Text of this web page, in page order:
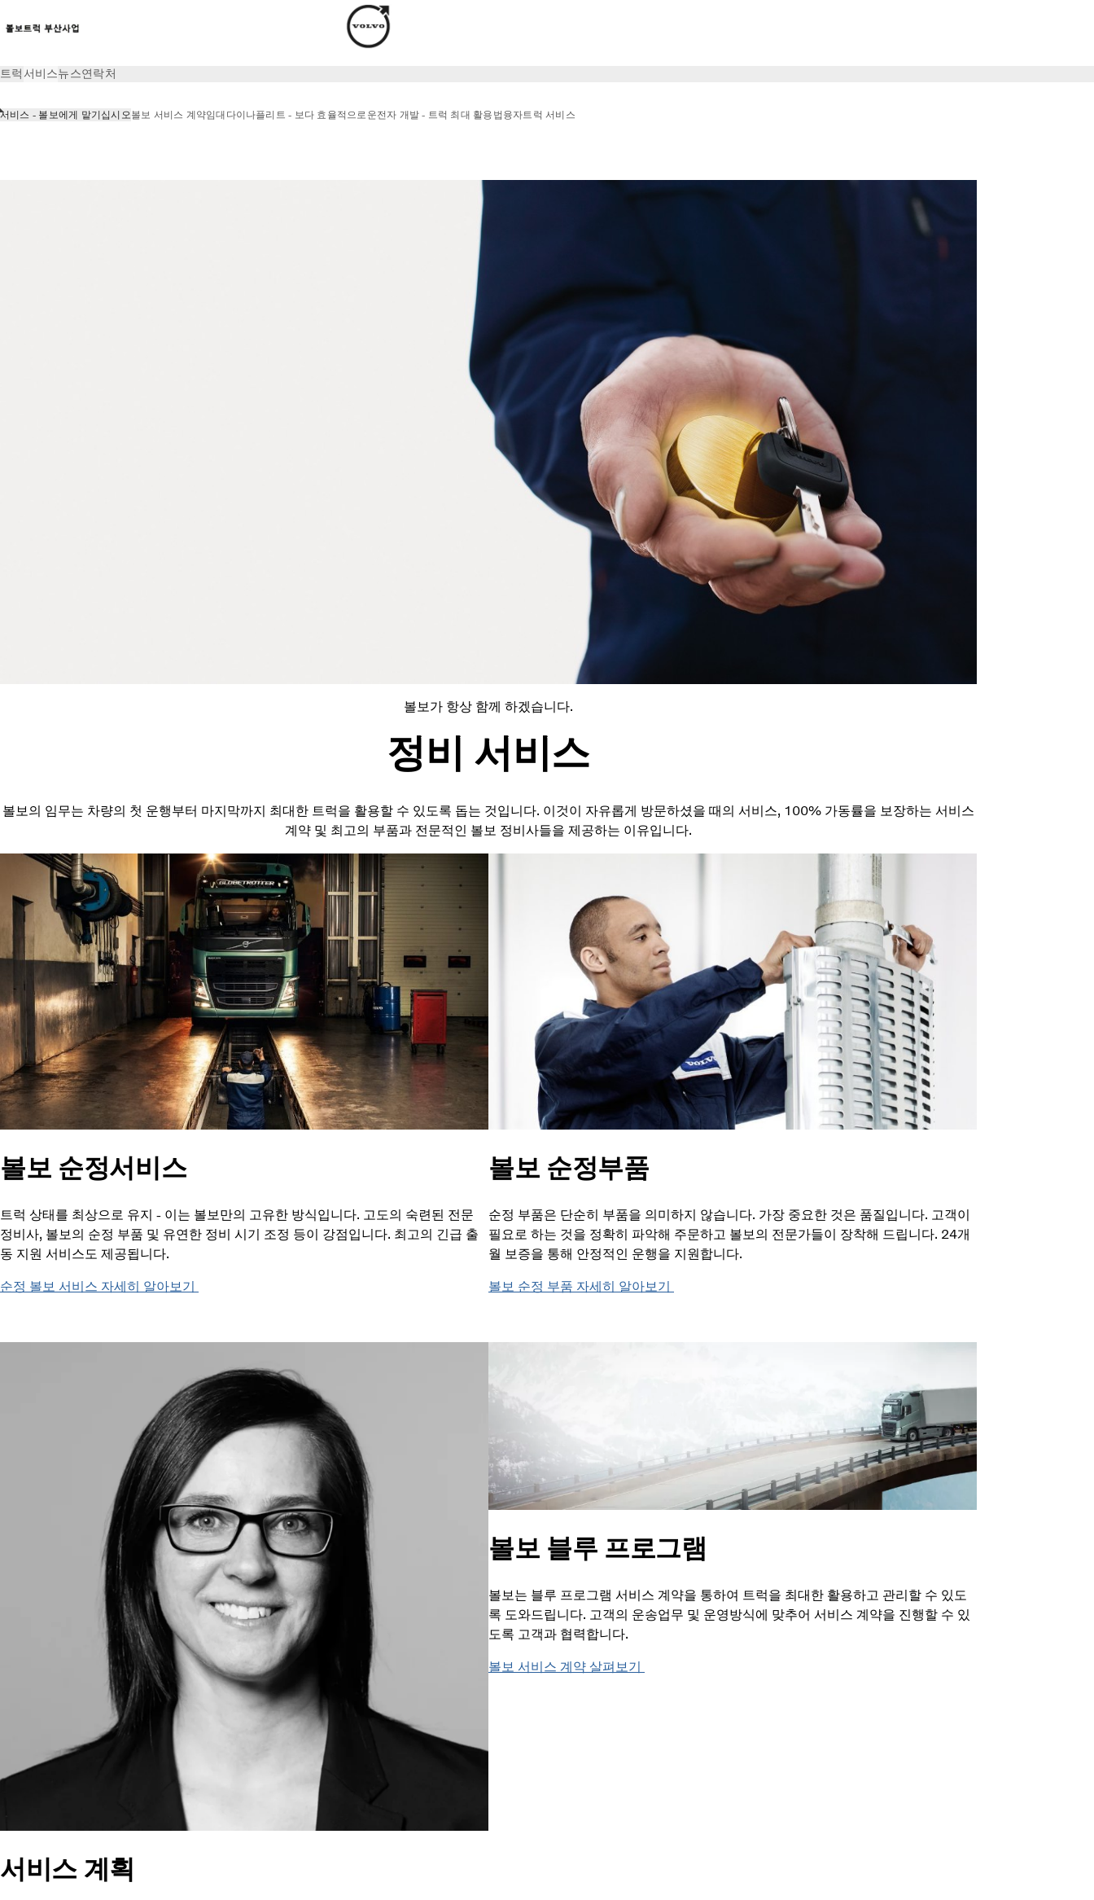
트럭서비스뉴스연락처
서비스 - 볼보에게 맡기십시오볼보 서비스 계약임대 다이나플리트 - 보다 효율적으로 운전자 개발 - 트럭 최대 활용법 융자트럭 서비스
볼보가 항상 함께 하겠습니다.
정비 서비스
볼보의 임무는 차량의 첫 운행부터 마지막까지 최대한 트럭을 활용할 수 있도록 돕는 것입니다. 이것이 자유롭게 방문하셨을 때의 서비스, 100% 가동률을 보장하는 서비스
계약 및 최고의 부품과 전문적인 볼보 정비사들을 제공하는 이유입니다.
볼보 순정서비스
트럭 상태를 최상으로 유지 - 이는 볼보만의 고유한 방식입니다. 고도의 숙련된 전문
정비사, 볼보의 순정 부품 및 유연한 정비 시기 조정 등이 강점입니다. 최고의 긴급 출
동 지원 서비스도 제공됩니다.
순정 볼보 서비스 자세히 알아보기
볼보 순정부품
순정 부품은 단순히 부품을 의미하지 않습니다. 가장 중요한 것은 품질입니다. 고객이
필요로 하는 것을 정확히 파악해 주문하고 볼보의 전문가들이 장착해 드립니다. 24개
월 보증을 통해 안정적인 운행을 지원합니다.
볼보 순정 부품 자세히 알아보기
서비스 계획
볼보 블루 프로그램
볼보는 블루 프로그램 서비스 계약을 통하여 트럭을 최대한 활용하고 관리할 수 있도
록 도와드립니다. 고객의 운송업무 및 운영방식에 맞추어 서비스 계약을 진행할 수 있
도록 고객과 협력합니다.
볼보 서비스 계약 살펴보기